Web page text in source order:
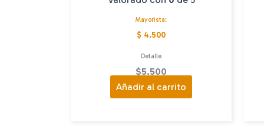
Mayorista:
$ 4.500
Detalle
$5.500
Añadir al carrito